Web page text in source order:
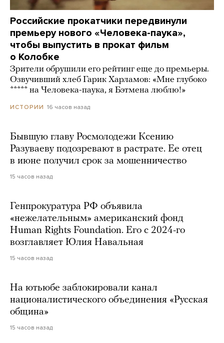
Российские прокатчики передвинули
премьеру нового «Человека-паука»,
чтобы выпустить в прокат фильм
о Колобке
Зрители обрушили его рейтинг еще до премьеры.
Озвучивший хлеб Гарик Харламов: «Мне глубоко
***** на Человека-паука, я Бэтмена люблю!»
ИСТОРИИ 16 часов назад
Бывшую главу Росмолодежи Ксению
Разуваеву подозревают в растрате. Ее отец
в июне получил срок за мошенничество
15 часов назад
Генпрокуратура РФ объявила
«нежелательным» американский фонд
Human Rights Foundation. Его с 2024-го
возглавляет Юлия Навальная
15 часов назад
На ютьюбе заблокировали канал
националистического объединения «Русская
община»
15 часов назад